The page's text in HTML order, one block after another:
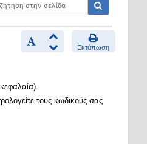
Εκτύπωση
τους κωδικούς σας